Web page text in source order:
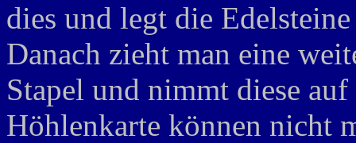
dies und legt die
Danach zieht man eine
Stapel und nimmt diese
Höhlenkarte können nicht